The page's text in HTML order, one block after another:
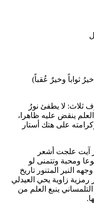
ثواباً وخيرٌ عُقباً)
ثلاث: لا يطفئ نورُ
ينقض عليه ظاهرا،
على هتك أستار
آيت علجت أشعر
ومحبة وتتمنى لو
النير المتنور تاريخ
رمزية زاوية يحي العيدلي
ينبع العلم من